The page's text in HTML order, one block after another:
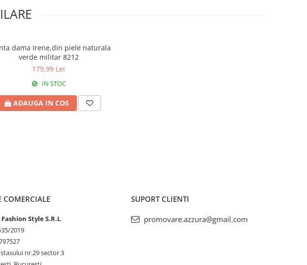
dama Irene,din piele naturala
verde militar 8212
179,99 Lei
IN STOC
ADAUGA IN COS
COMERCIALE
Style S.R.L
2019
nr.29 sector 3
SUPORT CLIENTI
promovare.azzura@gmail.com